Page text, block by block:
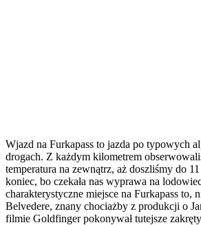
Wjazd na Furkapass to jazda po typowych
drogach. Z każdym kilometrem
temperatura na zewnątrz, aż doszliśmy do
koniec, bo czekała nas wyprawa na
charakterystyczne miejsce na Furkapass to,
Belvedere, znany chociażby z produkcji o
filmie Goldfinger pokonywał tutejsze